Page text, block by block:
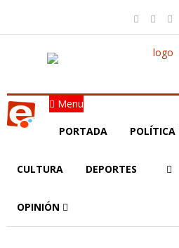
Menu
PORTADA POLÍTICA
CULTURA DEPORTES
OPINIÓN